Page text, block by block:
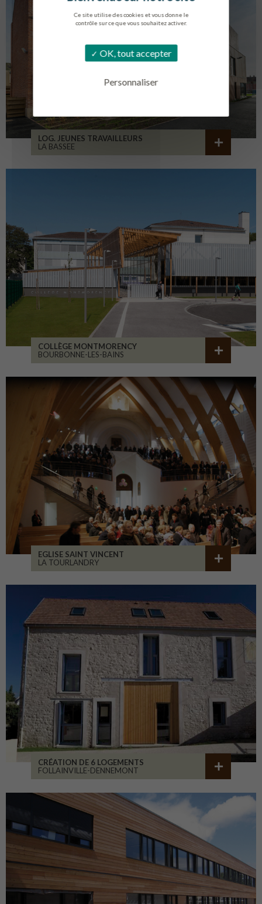
Ce site utilise des cookies et vous donne le
contrôle sur ce que vous souhaitez activer.
OK, tout accepter
Personnaliser
LOG. JEUNES TRAVAILLEURS
LA BASSEE
COLLÈGE MONTMORENCY
BOURBONNE-LES-BAINS
EGLISE SAINT VINCENT
LA TOURLANDRY
CRÉATION DE 6 LOGEMENTS
FOLLAINVILLE-DENNEMONT